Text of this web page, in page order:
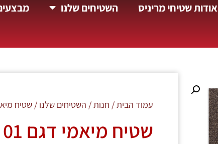
אודות שטיחי מריניס השטיחים שלנו
עמוד הבית/ חנות/ השטיחים שלנו / שטיח מיאמי
שטיח מיאמי דגם 01 צבע חום